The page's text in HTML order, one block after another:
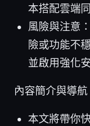
本搭配雲端
風險與注意
險或功能不
並啟用強化
內容簡介與導航
本文將帶你